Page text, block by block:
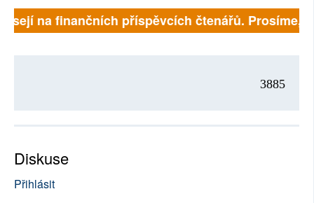
na finančních příspěvcích čtenářů. Prosíme,
3885
Diskuse
Přihlásit